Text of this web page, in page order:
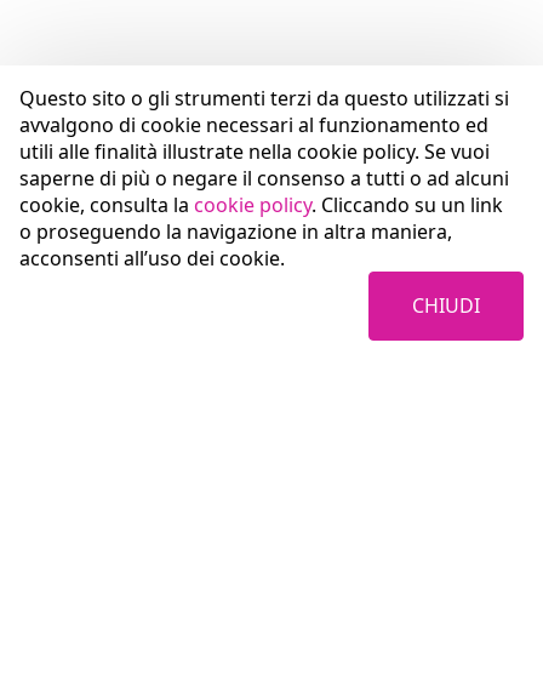
Questo sito o gli strumenti terzi da questo utilizzati si
avvalgono di cookie necessari al funzionamento ed
utili alle finalità illustrate nella cookie policy. Se vuoi
saperne di più o negare il consenso a tutti o ad alcuni
cookie, consulta la cookie policy. Cliccando su un link
o proseguendo la navigazione in altra maniera,
acconsenti all’uso dei cookie.
CHIUDI